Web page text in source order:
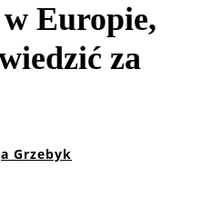
Europie,
za
Grzebyk